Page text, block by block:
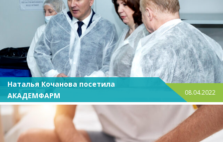
Наталья Кочанова посетила
АКАДЕМФАРМ
08.04.2022